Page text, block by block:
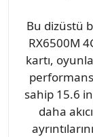
Bu dizüstü
RX6500M
kartı,
sahip 15.6
daha